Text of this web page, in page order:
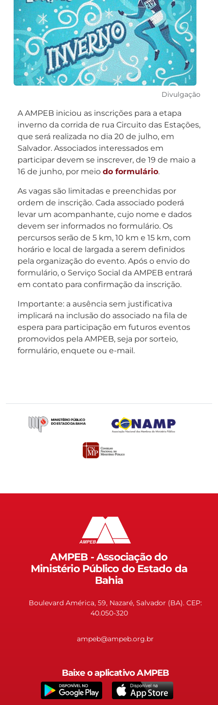
Divulgação
A AMPEB iniciou as inscrições para a etapa
inverno da corrida de rua Circuito das Estações,
que será realizada no dia 20 de julho, em
Salvador. Associados interessados em
participar devem se inscrever, de 19 de maio a
16 de junho, por meio do formulário.
As vagas são limitadas e preenchidas por
ordem de inscrição.️ Cada associado poderá
levar um acompanhante, cujo nome e dados
devem ser informados no formulário. Os
percursos serão de 5 km, 10 km e 15 km, com
horário e local de largada a serem definidos
pela organização do evento. Após o envio do
formulário, o Serviço Social da AMPEB entrará
em contato para confirmação da inscrição.
Importante: a ausência sem justificativa
implicará na inclusão do associado na fila de
espera para participação em futuros eventos
promovidos pela AMPEB, seja por sorteio,
formulário, enquete ou e-mail.
AMPEB - Associação do
Ministério Público do Estado da
Bahia
Boulevard América, 59, Nazaré, Salvador (BA). CEP:
40.050-320
ampeb@ampeb.org.br
Baixe o aplicativo AMPEB